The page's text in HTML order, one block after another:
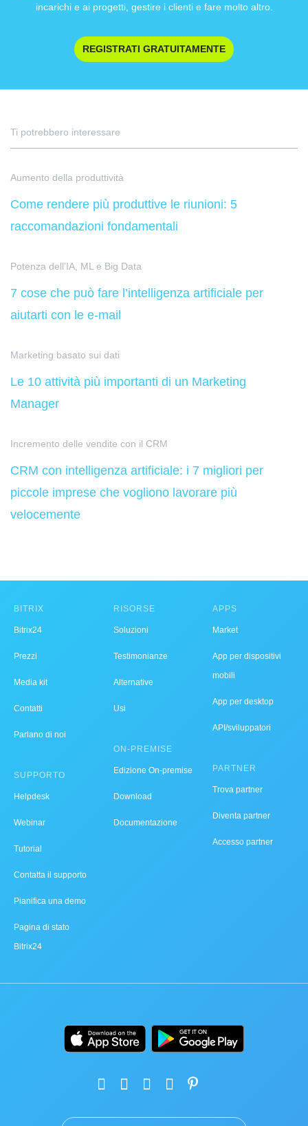
incarichi e ai progetti, gestire i clienti e fare molto altro.
REGISTRATI GRATUITAMENTE
Ti potrebbero interessare
Aumento della produttività
Come rendere più produttive le riunioni: 5
raccomandazioni fondamentali
Potenza dell’IA, ML e Big Data
7 cose che può fare l’intelligenza artificiale per
aiutarti con le e-mail
Marketing basato sui dati
Le 10 attività più importanti di un Marketing
Manager
Incremento delle vendite con il CRM
CRM con intelligenza artificiale: i 7 migliori per
piccole imprese che vogliono lavorare più
velocemente
BITRIX
Bitrix24
Prezzi
Media kit
Contatti
Parlano di noi
SUPPORTO
Helpdesk
Webinar
Tutorial
Contatta il supporto
Pianifica una demo
Pagina di stato
Bitrix24
RISORSE
Soluzioni
Testimonianze
Alternative
Usi
ON-PREMISE
Edizione On-premise
Download
Documentazione
APPS
Market
App per dispositivi
mobili
App per desktop
API/sviluppatori
PARTNER
Trova partner
Diventa partner
Accesso partner